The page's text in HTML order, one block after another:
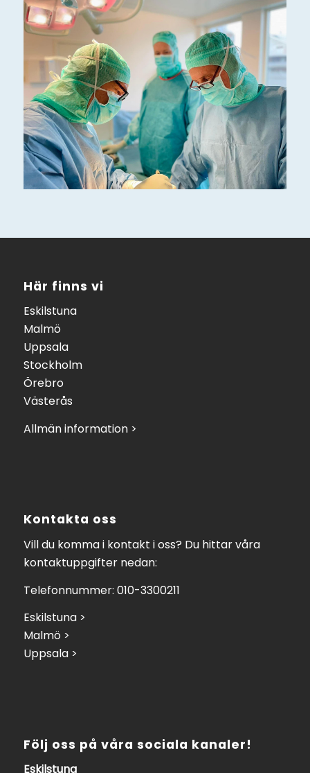
Här finns vi
Eskilstuna
Malmö
Uppsala
Stockholm
Örebro
Västerås
Allmän information >
Kontakta oss
Vill du komma i kontakt i oss? Du hittar våra
kontaktuppgifter nedan:
Telefonnummer: 010-3300211
Eskilstuna >
Malmö >
Uppsala >
Följ oss på våra sociala kanaler!
Eskilstuna